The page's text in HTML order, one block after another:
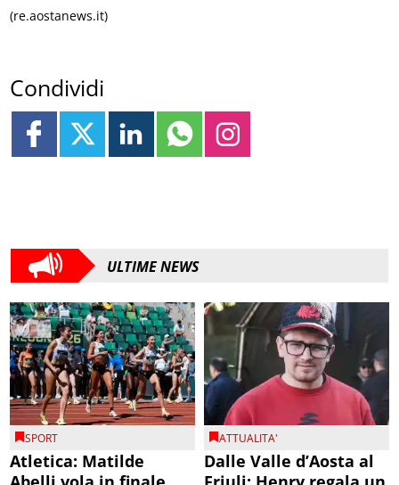
(re.aostanews.it)
Condividi
ULTIME NEWS
SPORT
Atletica: Matilde
ATTUALITA'
Dalle Valle d’Aosta al